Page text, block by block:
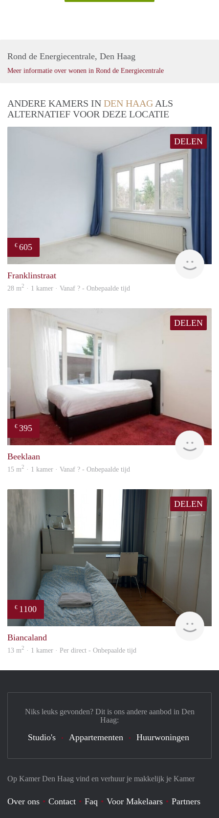
Rond de Energiecentrale, Den Haag
Meer informatie over wonen in Rond de Energiecentrale
ANDERE KAMERS IN DEN HAAGALS
ALTERNATIEF VOOR DEZE LOCATIE
DELEN
€ 605
Franklinstraat
28 m2 · 1 kamer · Vanaf ? - Onbepaalde tijd
DELEN
€ 395
Beeklaan
15 m2 · 1 kamer · Vanaf ? - Onbepaalde tijd
DELEN
€ 1100
Biancaland
13 m2 · 1 kamer · Per direct - Onbepaalde tijd
Op Kamer Den Haag vind en verhuur je makkelijk je Kamer
Over ons Contact Faq Voor Makelaars
Partners
Niks leuks gevonden? Dit is ons andere aanbod in Den
Haag:
Studio's Appartementen Huurwoningen